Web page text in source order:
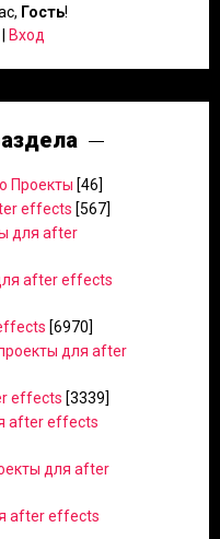
, Гость!
Вход
Проекты [46]
effects [567]
для after
after effects
[6970]
для after
effects [3339]
after effects
для after
after effects